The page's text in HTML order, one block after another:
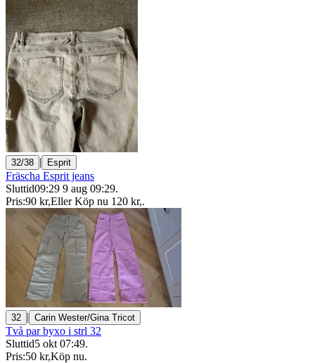
32/38 | Esprit
Fräscha Esprit jeans
Sluttid09:29 9 aug 09:29.
Pris:90 kr,Eller Köp nu 120 kr,.
32 | Carin Wester/Gina Tricot
Två par byxo i strl 32
Sluttid5 okt 07:49.
Pris:50 kr,Köp nu.